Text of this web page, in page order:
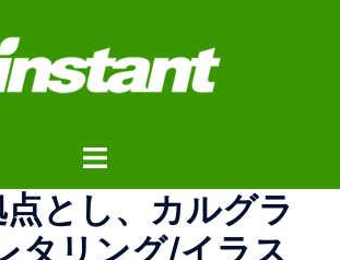
ト
ル
メ
とし、カルグラ
タリング/イラス